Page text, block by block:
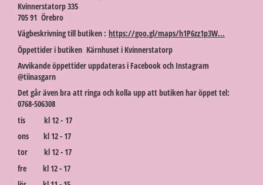
Kvinnerstatorp 335
705 91 Örebro
Vägbeskrivning till butiken : https://goo.gl/maps/h1P6zz1p3W...
Öppettider i butiken Kärnhuset i Kvinnerstatorp
Avvikande öppettider uppdateras i Facebook och Instagram
@tiinasgarn
Det går även bra att ringa och kolla upp att butiken har öppet tel:
0768-506308
tis kl 12 - 17
ons kl 12 - 17
tor kl 12 - 17
fre kl 12 - 17